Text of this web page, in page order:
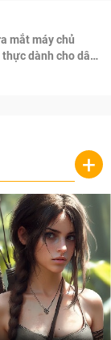
mắt máy chủ
dành cho dân
+